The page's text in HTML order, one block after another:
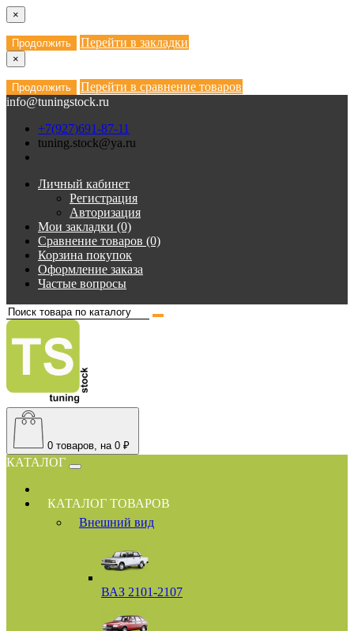
×
Продолжить Перейти в закладки
×
Продолжить
Перейти в сравнение товаров
info@tuningstock.ru
+7(927)691-87-11
tuning.stock@ya.ru
Личный кабинет
Регистрация
Авторизация
Мои закладки (0)
Сравнение товаров (0)
Корзина покупок
Оформление заказа
Частые вопросы
0 товаров, на 0 ₽
КАТАЛОГ
КАТАЛОГ ТОВАРОВ
Внешний вид
ВАЗ 2101-2107